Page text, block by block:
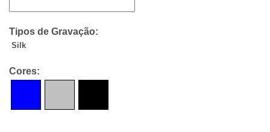
Tipos de Gravação:
Silk
Cores: